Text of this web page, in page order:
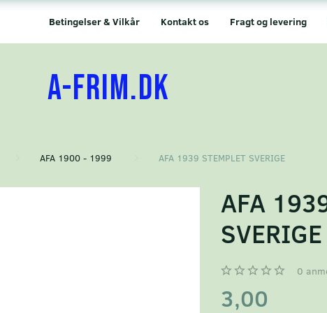
Fragt og levering
Kontakt os
Betingelser & Vilkår
A-FRIM.DK
AFA 1900 - 1999 AFA 1939 STEMPLET SVERIGE
AFA
SVERIGE
0
3,00